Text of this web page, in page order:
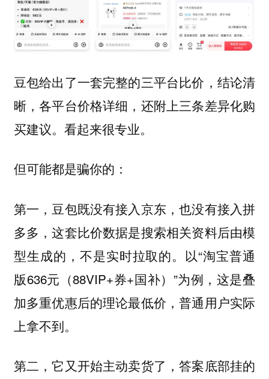
豆包给出了一套完整的三平台比价， 结论清
晰，各平台价格详细，还附上三条差异化购
买建议。看起来很专业。
但可能都是骗你的：
第一，豆包既没有接入京东，也没有接入拼
多多，这套比价数据是搜索相关资料后由模
型生成的，不是实时拉取的。以“淘宝普通
版636元（88VIP+券+国补）”为例，这是叠
加多重优惠后的理论最低价，普通用户实际
上拿不到。
第二，它又开始主动卖货了，答案底部挂的